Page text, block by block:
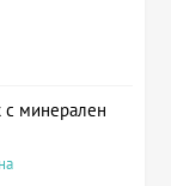
с минерален